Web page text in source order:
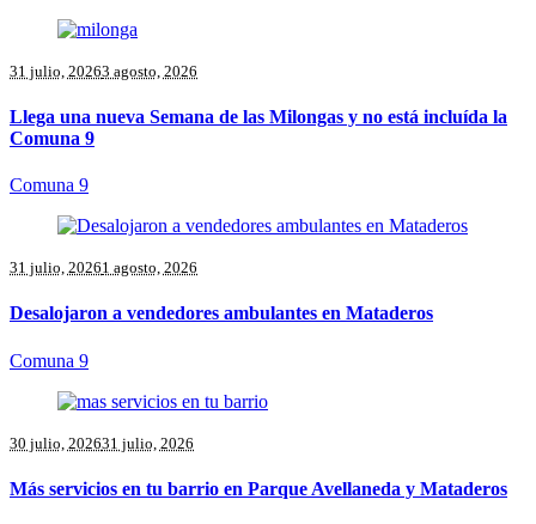
31 julio, 20263 agosto, 2026
Llega una nueva Semana de las Milongas y no está incluída la
Comuna 9
Comuna 9
31 julio, 20261 agosto, 2026
Desalojaron a vendedores ambulantes en Mataderos
Comuna 9
30 julio, 202631 julio, 2026
Más servicios en tu barrio en Parque Avellaneda y Mataderos